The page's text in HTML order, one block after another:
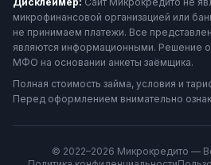
микрофинансовой организацией или
не принимаем платежи. Все
являются информационными. Решение
МФО на основании анкеты заёмщика.
Полная стоимость займа, условия и
Перед оформлением внимательно
© 2022–2026 Микрокредито —